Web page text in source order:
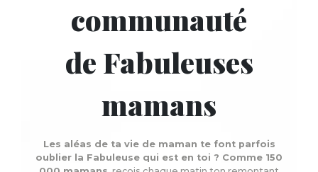
communauté
de Fabuleuses
mamans
Les aléas de ta vie de maman te font parfois
oublier la Fabuleuse qui est en toi ? Comme 150